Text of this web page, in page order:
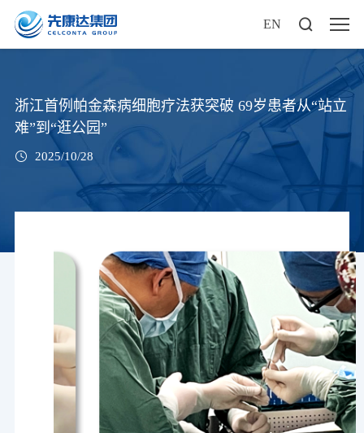
EN
浙江首例帕金森病细胞疗法获突破 69岁患者从“站立
难”到“逛公园”
2025/10/28